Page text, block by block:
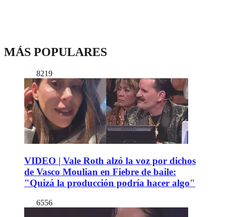
MÁS POPULARES
8219
VIDEO | Vale Roth alzó la voz por dichos
de Vasco Moulian en Fiebre de baile:
"Quizá la producción podría hacer algo"
6556